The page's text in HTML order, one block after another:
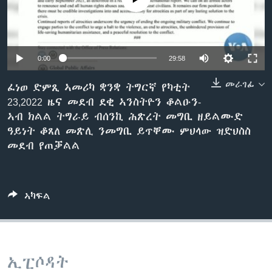
ቂሔ ጽልሚ
ቋንቋታት
0:00 29:58
መራገፊ
ፈነወ ድምጺ ኣመሪካ ቋንቋ ትግርኛ የካቲት
23,2022 ዜና መደብ ደቂ ኣንስትዮን ቆልዑን-
ኣብ ክልል ትግራይ ብሰንኪ ሕጽረት መግቢ ዘይልሙድ
ዓይነት ቆጸለ መጽሊ ንመግቢ ይጥቐሙ ምህላው ዝድህስስ
መደብ የጠቓልል
ኣካፍል
ኢፒሶዳት